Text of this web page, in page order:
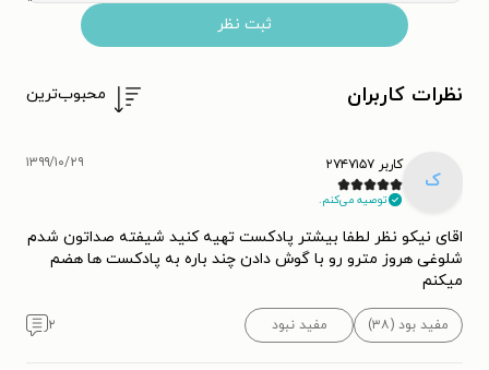
ثبت نظر
نظرات کاربران محبوب‌ترین
ک
کاربر ۲۷۴۷۱۵۷
توصیه می‌کنم.
۱۳۹۹/۱۰/۲۹
اقای نیکو نظر لطفا بیشتر پادکست تهیه کنید شیفته صداتون شدم
شلوغی هروز مترو رو با گوش دادن چند باره به پادکست ها هضم
میکنم
مفید بود (۳۸) مفید نبود ۲